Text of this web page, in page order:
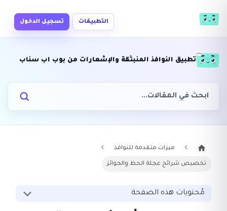
التطبيقات تسجيل الدخول
تطبيق النوافذ المنبثقة والإشعارات من بوب اب سناب
ميزات متقدمة للنوافذ
تخصيص شرائح عجلة الحظ والجوائز
مُحتويات هذه الصفحة